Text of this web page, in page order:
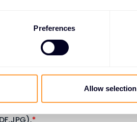
Preferences
Allow selection